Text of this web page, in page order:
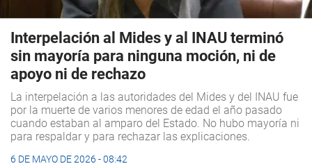
Interpelación al Mides y al INAU terminó
sin mayoría para ninguna moción, ni de
apoyo ni de rechazo
La interpelación a las autoridades del Mides y del INAU fue
por la muerte de varios menores de edad el año pasado
cuando estaban al amparo del Estado. No hubo mayoría ni
para respaldar y para rechazar las explicaciones.
6 DE MAYO DE 2026 - 08:42